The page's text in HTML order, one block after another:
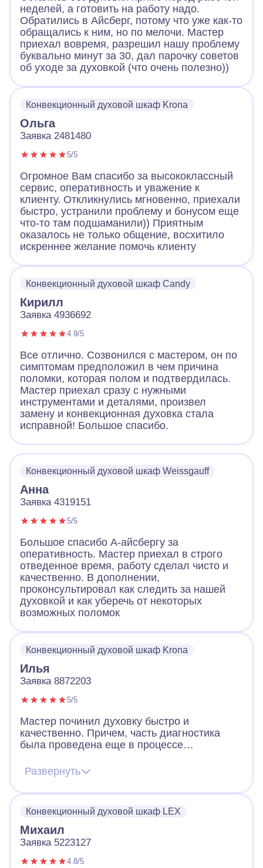
неделей, а готовить на работу надо.
Обратились в Айсберг, потому что уже как-то
обращались к ним, но по мелочи. Мастер
приехал вовремя, разрешил нашу проблему
буквально минут за 30, дал парочку советов
об уходе за духовкой (что очень полезно))
Конвекционный духовой шкаф Krona
Ольга
Заявка 2481480
5/5
Огромное Вам спасибо за высококлассный
сервис, оперативность и уважение к
клиенту. Откликнулись мгновенно, приехали
быстро, устранили проблему и бонусом еще
что-то там подшаманили)) Приятным
оказалось не только общение, восхитило
искреннее желание помочь клиенту
Конвекционный духовой шкаф Candy
Кирилл
Заявка 4936692
4.9/5
Все отлично. Созвонился с мастером, он по
симптомам предположил в чем причина
поломки, которая полом и подтвердилась.
Мастер приехал сразу с нужными
инструментами и деталями, произвел
замену и конвекционная духовка стала
исправной! Большое спасибо.
Конвекционный духовой шкаф Weissgauff
Анна
Заявка 4319151
5/5
Большое спасибо А-айсбергу за
оперативность. Мастер приехал в строго
отведенное время, работу сделал чисто и
качественно. В дополнении,
проконсультировал как следить за нашей
духовкой и как уберечь от некоторых
возможных поломок
Конвекционный духовой шкаф Krona
Илья
Заявка 8872203
5/5
Мастер починил духовку быстро и
качественно. Причем, часть диагностика
была проведена еще в процессе
задавал вопросы, сразу чувствуется
большой опыт. Благодаря этого мастер
привез сразу нужные запчасти и замена и
приезд. Не нужно было ждать, чтобы он еще
купил запчасти и возвращался к нам.
Благодарим Айсберг
Развернуть
Конвекционный духовой шкаф LEX
Михаил
Заявка 5223127
4.8/5